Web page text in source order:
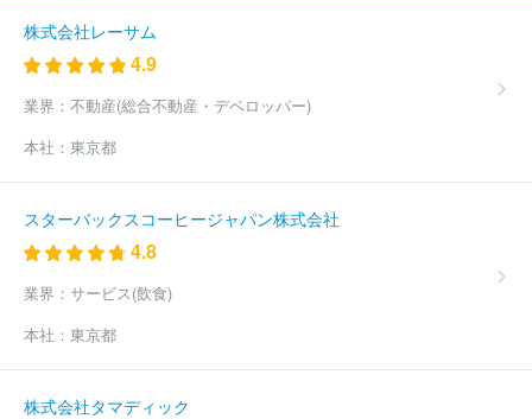
式会社ポジティブドリームパーソンズ
ニーズ
株式会社ドリーミー
社
株式会社テラムラ
岡
株式会社出雲殿 株式会社ローズガーデン
株式会社ジットセ
閣
アルファクラブ静岡株式会社
会社アトラクティブ
株式会社メモリード東京
株式会社サンリー
城共同サービス株式会社
平安セレモニー株式会社
プ葬祭
株式会社ジェイエイライフ・千葉
株式会社ＪＡライ
フクリエイト福島
株式会社あいネットサービス
商
株式会社リーベリア
式会社
株式会社ふじや本店
祭
株式会社ケーエスエンタープライズ
長浜セレモニー株式会社
株式会社ドリーマー
株式会社レーサム
4.9
業界： 不動産(総合不動産・デベロッパー)
本社： 東京都
スターバックスコーヒージャパン株式会社
4.8
業界： サービス(飲食)
本社： 東京都
株式会社タマディック